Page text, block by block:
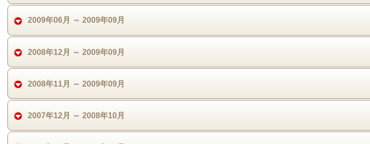
2009年06月 ～ 2009年09月
2008年12月 ～ 2009年09月
2008年11月 ～ 2009年09月
2007年12月 ～ 2008年10月